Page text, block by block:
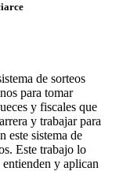
de sorteos
para tomar
y fiscales que
y trabajar para
este sistema de
Este trabajo lo
y aplican